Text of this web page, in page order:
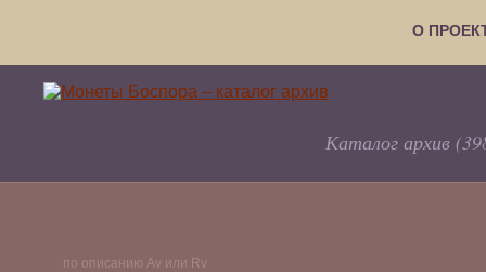
О
Каталог архив
по описанию Av или Rv